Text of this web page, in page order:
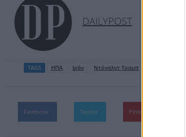
DAILYPOST
TAGS ΗΠΑ Ιράν Ντόναλντ Τραμπ
Facebook Twitter Pinterest